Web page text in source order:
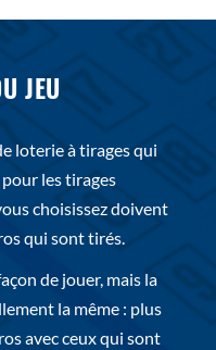
JEU
loterie à tirages qui
les tirages
choisissez doivent
qui sont tirés.
de jouer, mais la
la même : plus
avec ceux qui sont